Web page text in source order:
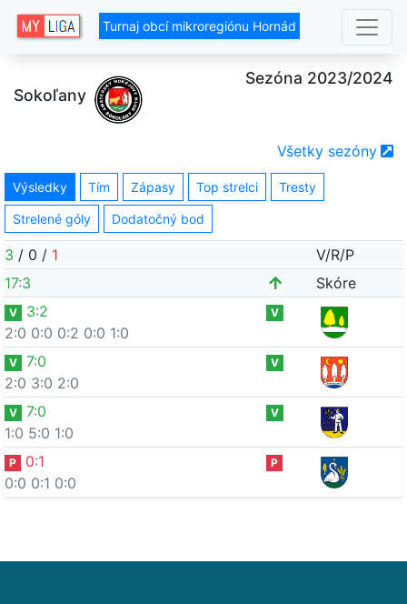
Turnaj obcí mikroregiónu Hornád
Sokoľany
Sezóna 2023/2024
Všetky sezóny
Výsledky Tím Zápasy Top strelci Tresty
Strelené góly Dodatočný bod
3 / 0 / 1
V/R/P
17:3 Skóre
V 3:2
2:0 0:0 0:2 0:0 1:0
V
V 7:0
2:0 3:0 2:0
V
V 7:0
1:0 5:0 1:0
V
P 0:1
0:0 0:1 0:0
P